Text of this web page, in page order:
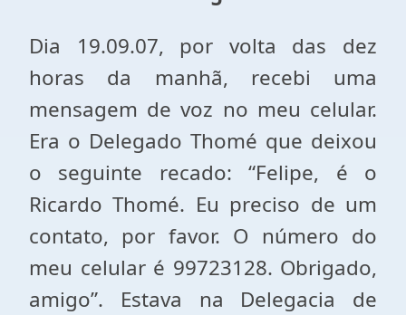
Dia 19.09.07, por volta das dez
horas da manhã, recebi uma
mensagem de voz no meu celular.
Era o Delegado Thomé que deixou
o seguinte recado: “Felipe, é o
Ricardo Thomé. Eu preciso de um
contato, por favor. O número do
meu celular é 99723128. Obrigado,
amigo”. Estava na Delegacia de